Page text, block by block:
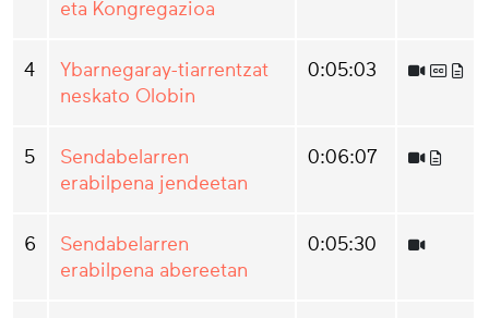
eta Kongregazioa
4
Ybarnegaray-tiarrentzat
neskato Olobin
0:05:03
5
Sendabelarren
erabilpena jendeetan
0:06:07
6
Sendabelarren
erabilpena abereetan
0:05:30